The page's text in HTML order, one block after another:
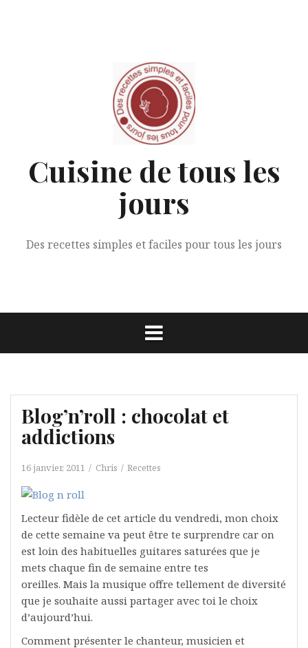
Cuisine de tous les
jours
Des recettes simples et faciles pour tous les jours
Blog’n’roll : chocolat et
addictions
16 janvier, 2011 Chris Recettes
Lecteur fidèle de cet article du vendredi, mon choix
de cette semaine va peut être te surprendre car on
est loin des habituelles guitares saturées que je
mets chaque fin de semaine entre tes
oreilles. Mais la musique offre tellement de diversité
que je souhaite aussi partager avec toi le choix
d’aujourd’hui.
Comment présenter le chanteur, musicien et